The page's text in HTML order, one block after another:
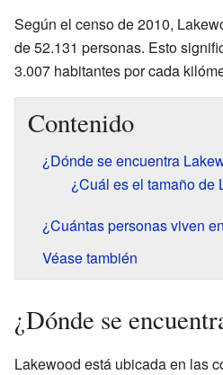
Según el censo de 2010,
de 52.131 personas. Esto
3.007 habitantes por cada
Contenido
¿Dónde se encuentra
¿Cuál es el tamaño de
¿Cuántas personas viven
Véase también
¿Dónde se
Lakewood está ubicada en las